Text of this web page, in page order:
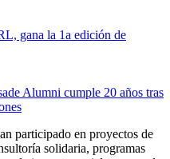
gana la 1a edición de
Alumni cumple 20 años tras
participado en proyectos de
solidaria, programas